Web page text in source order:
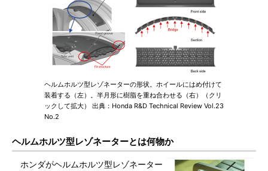
ヘルムホルツ型レゾネーターの形状。ホイールにはめ付けて
装着する（左）。半月形に樹脂を重ね合わせる（右）（クリ
ックして拡大） 出典：Honda R&D Technical Review Vol.23
No.2
ヘルムホルツ型レゾネーターとは何物か
ホンダがヘルムホルツ型レゾネーター